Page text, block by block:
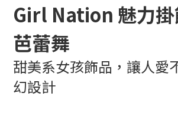
Girl Nation 魅力
芭蕾舞
甜美系女孩飾品，讓人愛
幻設計